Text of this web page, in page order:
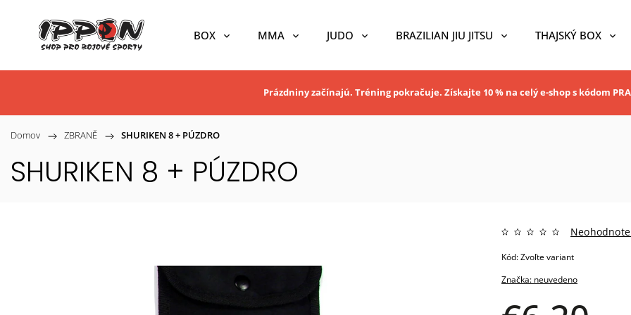
BOX MMA JUDO BRAZILIAN JIU JITSU THAJSKÝ BOX
Prázdniny začínajú. Tréning pokračuje. Získajte 10 % na celý e-shop s kódom
Domov / ZBRANĚ / SHURIKEN 8 + PÚZDRO
SHURIKEN 8 + PÚZDRO
Značka: neuvedeno
Kód:Zvoľte variant